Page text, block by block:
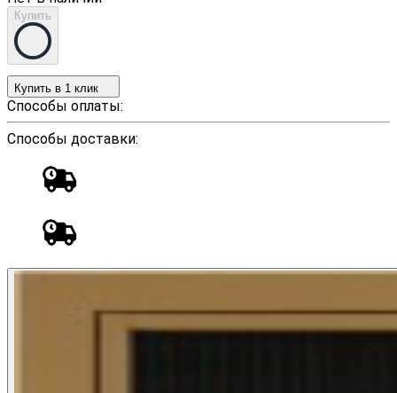
Купить
Купить в 1 клик
Способы оплаты:
Способы доставки: